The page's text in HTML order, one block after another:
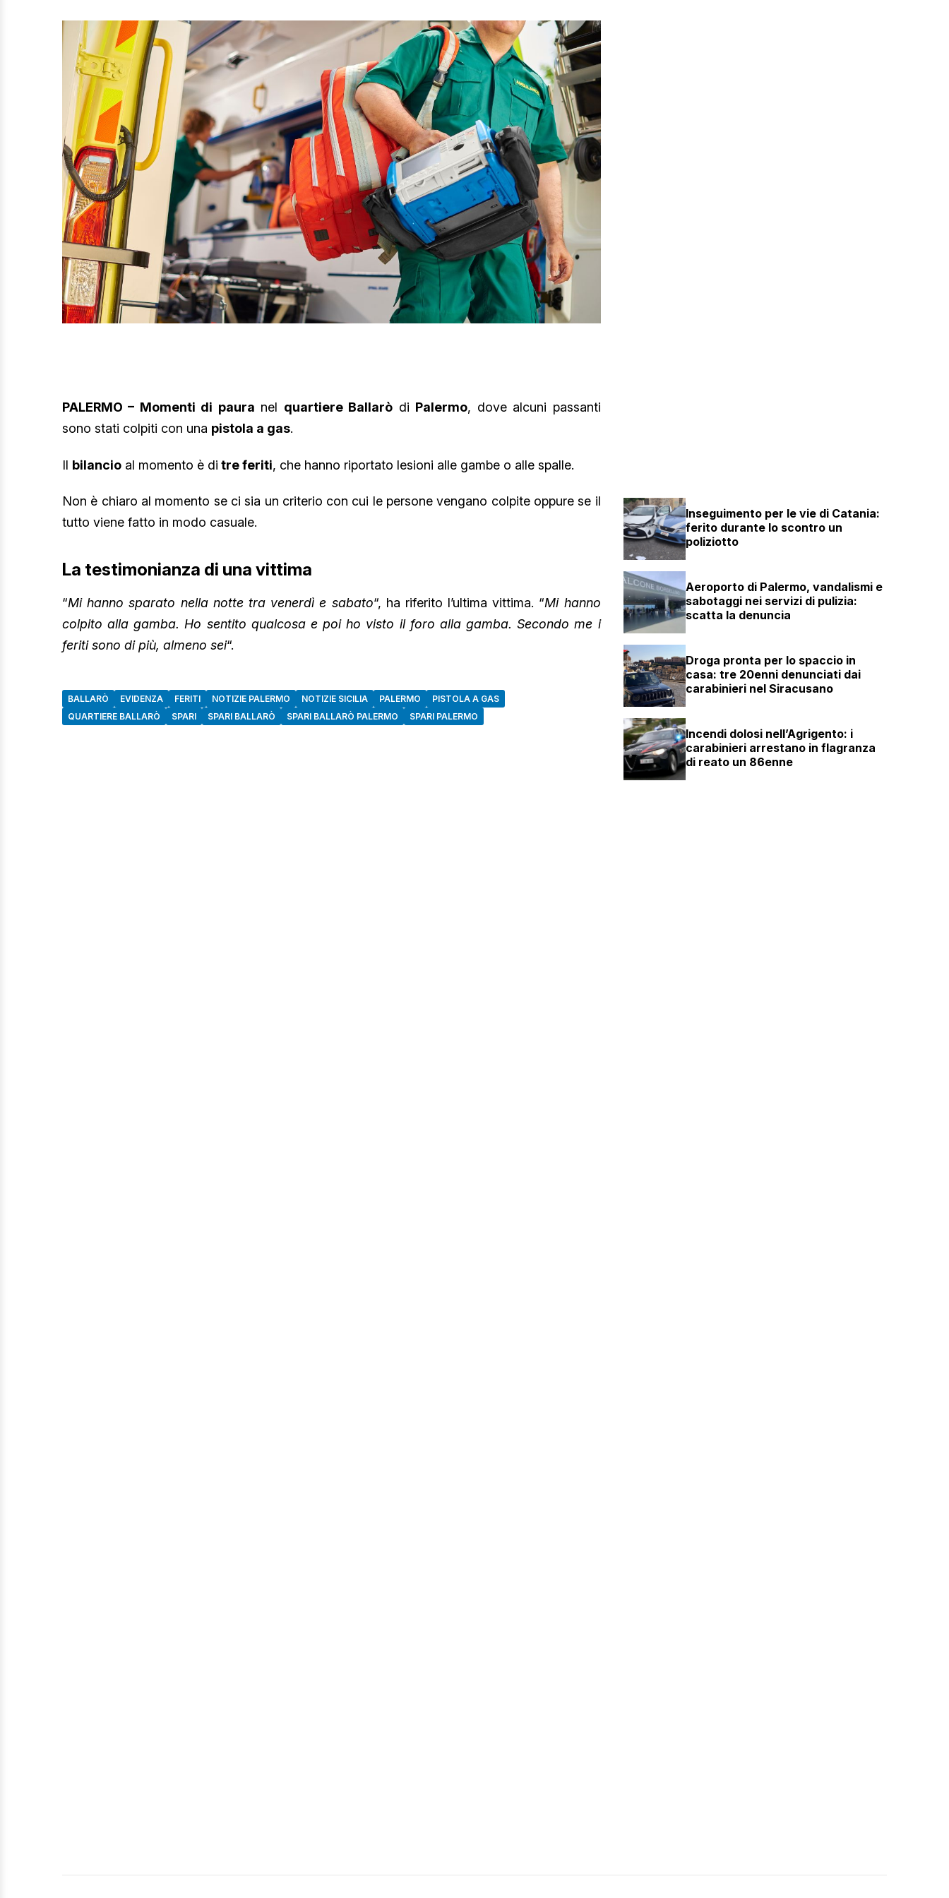
PALERMO – Momenti di paura nel quartiere Ballarò di Palermo, dove alcuni passanti
sono stati colpiti con una pistola a gas.
Il bilancio al momento è di tre feriti, che hanno riportato lesioni alle gambe o alle spalle.
Non è chiaro al momento se ci sia un criterio con cui le persone vengano colpite oppure se il
tutto viene fatto in modo casuale.
La testimonianza di una vittima
“Mi hanno sparato nella notte tra venerdì e sabato“, ha riferito l’ultima vittima. “Mi hanno
colpito alla gamba. Ho sentito qualcosa e poi ho visto il foro alla gamba. Secondo me i
feriti sono di più, almeno sei“.
BALLARÒ EVIDENZA FERITI NOTIZIE PALERMO NOTIZIE SICILIA PALERMO
PISTOLA A GAS
QUARTIERE BALLARÒ
SPARI SPARI BALLARÒ SPARI BALLARÒ PALERMO SPARI PALERMO
Inseguimento per le vie di Catania:
ferito durante lo scontro un
poliziotto
Aeroporto di Palermo, vandalismi e
sabotaggi nei servizi di pulizia:
scatta la denuncia
Droga pronta per lo spaccio in
casa: tre 20enni denunciati dai
carabinieri nel Siracusano
Incendi dolosi nell’Agrigento: i
carabinieri arrestano in flagranza
di reato un 86enne